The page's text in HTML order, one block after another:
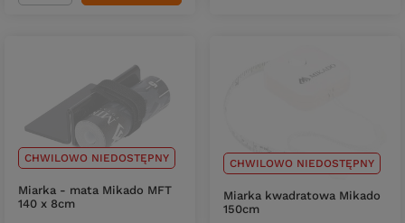
CHWILOWO NIEDOSTĘPNY
Miarka - mata Mikado MFT
140 x 8cm
CHWILOWO NIEDOSTĘPNY
Miarka kwadratowa Mikado
150cm